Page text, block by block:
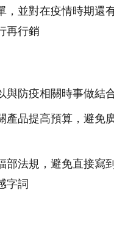
，並對在疫情時期還
再行銷
與防疫相關時事做結
產品提高預算，避免
部法規，避免直接寫
字詞